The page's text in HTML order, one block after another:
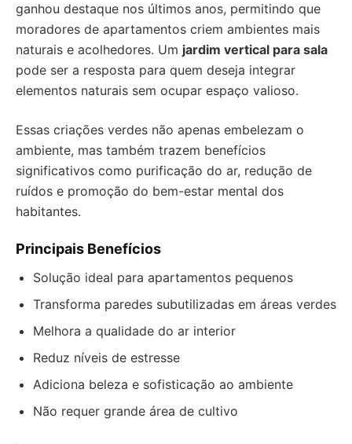
ganhou destaque nos últimos anos, permitindo que
moradores de apartamentos criem ambientes mais
naturais e acolhedores. Um jardim vertical para sala
pode ser a resposta para quem deseja integrar
elementos naturais sem ocupar espaço valioso.
Essas criações verdes não apenas embelezam o
ambiente, mas também trazem benefícios
significativos como purificação do ar, redução de
ruídos e promoção do bem-estar mental dos
habitantes.
Principais Benefícios
Solução ideal para apartamentos pequenos
Transforma paredes subutilizadas em áreas verdes
Melhora a qualidade do ar interior
Reduz níveis de estresse
Adiciona beleza e sofisticação ao ambiente
Não requer grande área de cultivo